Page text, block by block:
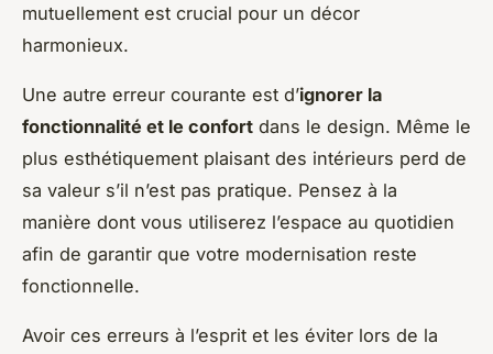
mutuellement est crucial pour un décor
harmonieux.
Une autre erreur courante est d’ignorer la
fonctionnalité et le confort dans le design. Même le
plus esthétiquement plaisant des intérieurs perd de
sa valeur s’il n’est pas pratique. Pensez à la
manière dont vous utiliserez l’espace au quotidien
afin de garantir que votre modernisation reste
fonctionnelle.
Avoir ces erreurs à l’esprit et les éviter lors de la